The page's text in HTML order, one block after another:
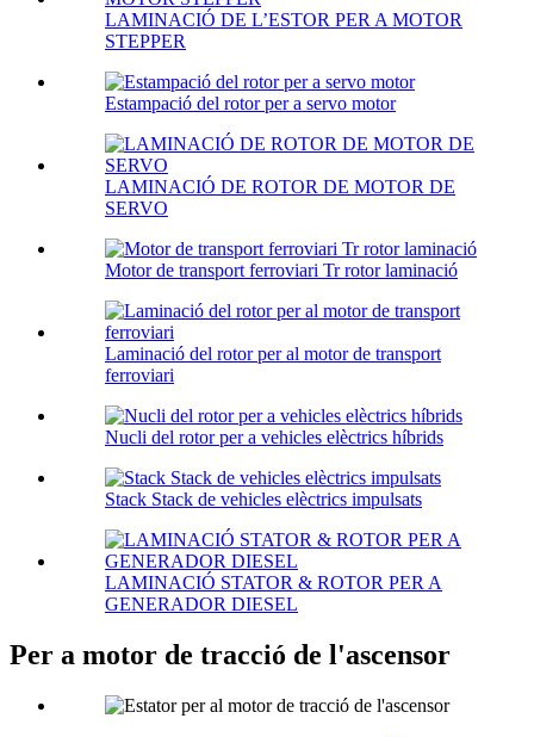
LAMINACIÓ DE L’ESTOR PER A MOTOR
STEPPER
Estampació del rotor per a servo motor
LAMINACIÓ DE ROTOR DE MOTOR DE
SERVO
Motor de transport ferroviari Tr rotor laminació
Laminació del rotor per al motor de transport
ferroviari
Nucli del rotor per a vehicles elèctrics híbrids
Stack Stack de vehicles elèctrics impulsats
LAMINACIÓ STATOR & ROTOR PER A
GENERADOR DIESEL
Per a motor de tracció de l'ascensor